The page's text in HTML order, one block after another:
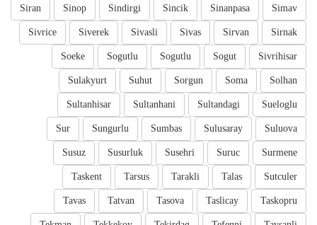
Simav
Sinanpasa
Sincik
Sindirgi
Sinop
Siran
Sirnak
Sirvan
Sivas
Sivasli
Siverek
Sivrice
Sivrihisar
Sogut
Sogutlu
Sogutlu
Soeke
Solhan
Soma
Sorgun
Suhut
Sulakyurt
Sueloglu
Sultandagi
Sultanhani
Sultanhisar
Suluova
Sulusaray
Sumbas
Sungurlu
Sur
Surmene
Suruc
Susehri
Susurluk
Susuz
Sutculer
Talas
Tarakli
Tarsus
Taskent
Taskopru
Taslicay
Tasova
Tatvan
Tavas